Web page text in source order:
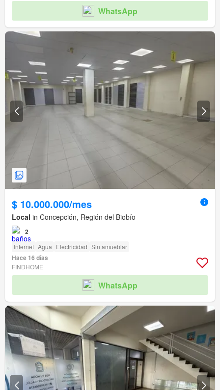
WhatsApp
$ 10.000.000/mes
Local in Concepción, Región del Biobío
2
Internet Agua Electricidad Sin amueblar
Hace 16 días
FINDHOME
WhatsApp